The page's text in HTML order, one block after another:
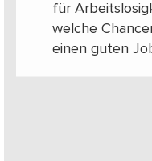
für
welche
einen guten